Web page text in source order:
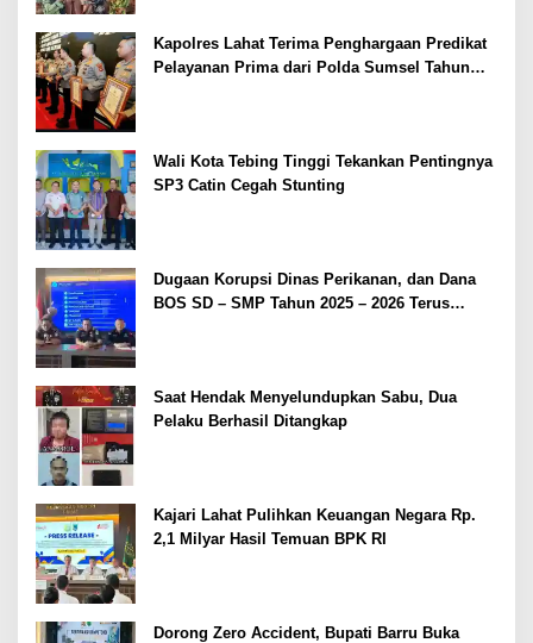
Kapolres Lahat Terima Penghargaan Predikat
Pelayanan Prima dari Polda Sumsel Tahun
Wali Kota Tebing Tinggi Tekankan Pentingnya
SP3 Catin Cegah Stunting
Dugaan Korupsi Dinas Perikanan, dan Dana
BOS SD – SMP Tahun 2025 – 2026 Terus
Saat Hendak Menyelundupkan Sabu, Dua
Pelaku Berhasil Ditangkap
Kajari Lahat Pulihkan Keuangan Negara Rp.
2,1 Milyar Hasil Temuan BPK RI
Dorong Zero Accident, Bupati Barru Buka